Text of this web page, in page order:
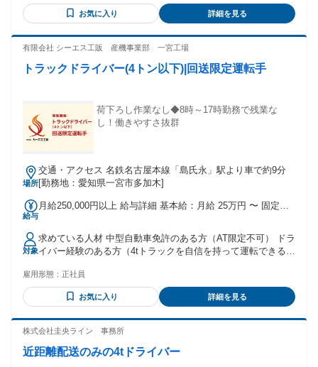
月分＋20万円(業績配分) ※2026年度実績 ⭐交通費規定支給
を意識できる方 【役員運転手】 【サービス業】など経験者歓
迎 ※経験者優遇 ※サービス業からの転職者多数
お気に入り 詳細を見る
有限会社 シーエス工販 産機事業部 一宮工場
トラックドライバー(4トン以下)|回送限定運転手
荷下ろし作業なし◆8時～17時勤務で残業な
し！働きやすさ抜群
場所
交通・アクセス 名鉄名古屋本線「島氏永」駅より車で約9分
[勤務地：愛知県一宮市多加木]
給与
月給250,000円以上 給与詳細 基本給：月給 25万円 〜 固定残
勤・家族手当金額：なし 全員に一律で支払われるその他手当
金額：なし ・平日の週五日間は残業発生時は残業代お支払い
対象
求めている人材 中型自動車免許のある方（AT限定不可） ドラ
イバー経験のある方（4tトラックを自信を持って運転できる
雇用形態： 正社員
お気に入り 詳細を見る
株式会社圭央ライン 事務所
近距離配送のみの4tドライバー